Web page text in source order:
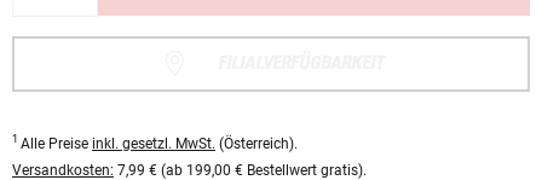
1 Alle Preise inkl. gesetzl. MwSt. (Österreich).
Versandkosten: 7,99 € (ab 199,00 € Bestellwert gratis).